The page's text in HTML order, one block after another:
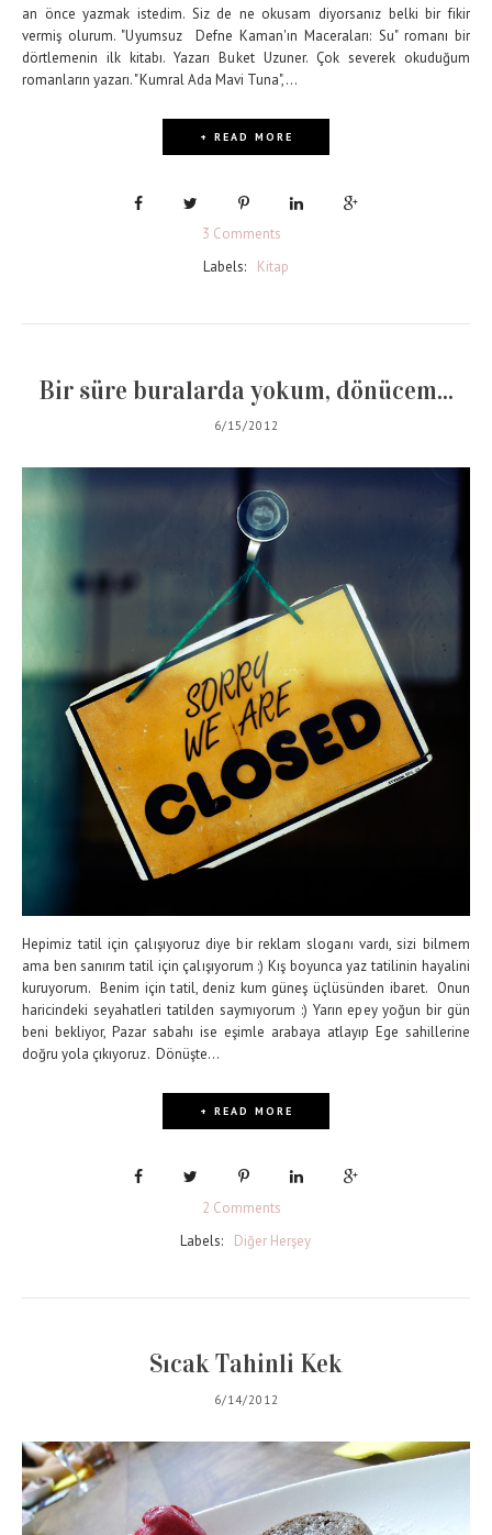
an önce yazmak istedim. Siz de ne okusam diyorsanız belki bir fikir
vermiş olurum. "Uyumsuz Defne Kaman'ın Maceraları: Su" romanı bir
dörtlemenin ilk kitabı. Yazarı Buket Uzuner. Çok severek okuduğum
romanların yazarı. "Kumral Ada Mavi Tuna",...
+ READ MORE
3 Comments
Labels:
Kitap
Bir süre buralarda yokum, dönücem...
6/15/2012
Hepimiz tatil için çalışıyoruz diye bir reklam sloganı vardı, sizi bilmem
ama ben sanırım tatil için çalışıyorum :) Kış boyunca yaz tatilinin hayalini
kuruyorum. Benim için tatil, deniz kum güneş üçlüsünden ibaret. Onun
haricindeki seyahatleri tatilden saymıyorum :) Yarın epey yoğun bir gün
beni bekliyor, Pazar sabahı ise eşimle arabaya atlayıp Ege sahillerine
doğru yola çıkıyoruz. Dönüşte...
+ READ MORE
2 Comments
Labels:
Diğer Herşey
Sıcak Tahinli Kek
6/14/2012